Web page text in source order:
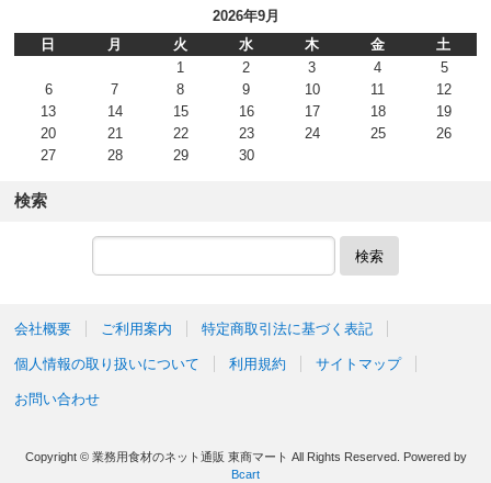
2026年9月
日
月 火 水 木 金
土
1
2 3 4
5
6
7 8 9 10 11
12
13
14 15 16 17 18
19
20
21 22 23 24 25
26
27
28 29 30
検索
検索
会社概要 ご利用案内 特定商取引法に基づく表記
個人情報の取り扱いについて 利用規約 サイトマップ
お問い合わせ
Copyright © 業務用食材のネット通販 東商マート All Rights Reserved. Powered by
Bcart